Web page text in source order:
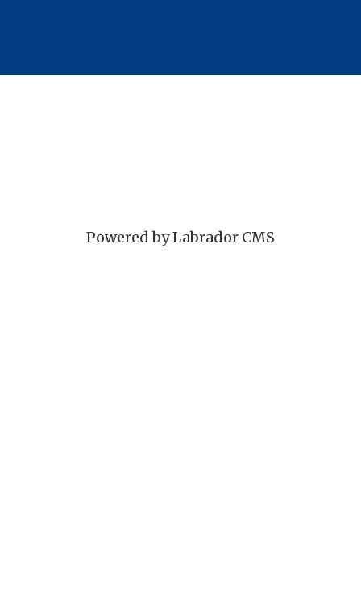
Powered by Labrador CMS